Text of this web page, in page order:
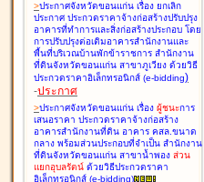
>ประกาศจังหวัดขอนแก่น เรื่อง ยกเลิก
ประกาศ ประกวดราคาจ้างก่อสร้างปรับปรุง
อาคารที่ทำการและสิ่งก่อสร้างประกอบ โดย
การปรับปรุงต่อเติมอาคารสำนักงานและ
พื้นที่บริเวณบ้านพักข้าราชการ สำนักงาน
ที่ดินจังหวัดขอนแก่น สาขาภูเวียง ด้วยวิธี
ประกวดราคาอิเล็กทรอนิกส์ (e-bidding)
-ประกาศ
>ประกาศจังหวัดขอนแก่น เรื่อง ผู้ชนะการ
เสนอราคา ประกวดราคาจ้างก่อสร้าง
อาคารสำนักงานที่ดิน อาคาร คสล.ขนาด
กลาง พร้อมส่วนประกอบที่จำเป็น สำนักงาน
ที่ดินจังหวัดขอนแก่น สาขาน้ำพอง ส่วน
แยกอุบลรัตน์ ด้วยวิธีประกวดราคา
อิเล็กทรอนิกส์ (e-bidding)